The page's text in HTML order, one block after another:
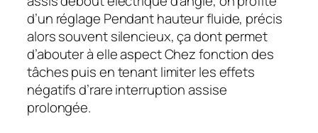
d’un réglage Pendant hauteur fluide, précis
alors souvent silencieux, ça dont permet
d’abouter à elle aspect Chez fonction des
tâches puis en tenant limiter les effets
négatifs d’rare interruption assise
prolongée.